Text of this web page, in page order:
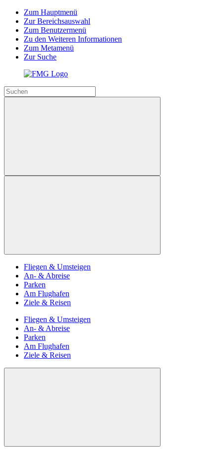
Zum Hauptmenü
Zur Bereichsauswahl
Zum Benutzermenü
Zu den Weiteren Informationen
Zum Metamenü
Zur Suche
Fliegen & Umsteigen
An- & Abreise
Parken
Am Flughafen
Ziele & Reisen
Fliegen & Umsteigen
An- & Abreise
Parken
Am Flughafen
Ziele & Reisen